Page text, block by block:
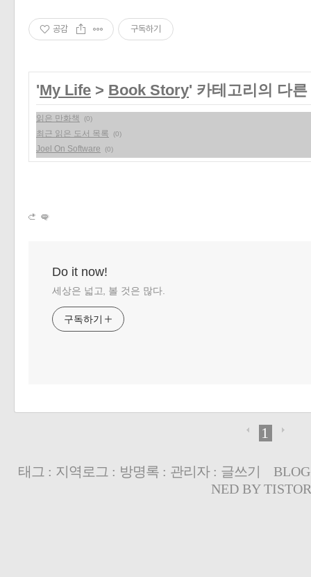
공감 구독하기
'My Life > Book Story' 카테고리의 다른
읽은 만화책 (0)
최근 읽은 도서 목록 (0)
Joel On Software (0)
Do it now!
세상은 넓고, 볼 것은 많다.
구독하기
1
태그 : 지역로그 : 방명록: 관리자: 글쓰기
NED BY